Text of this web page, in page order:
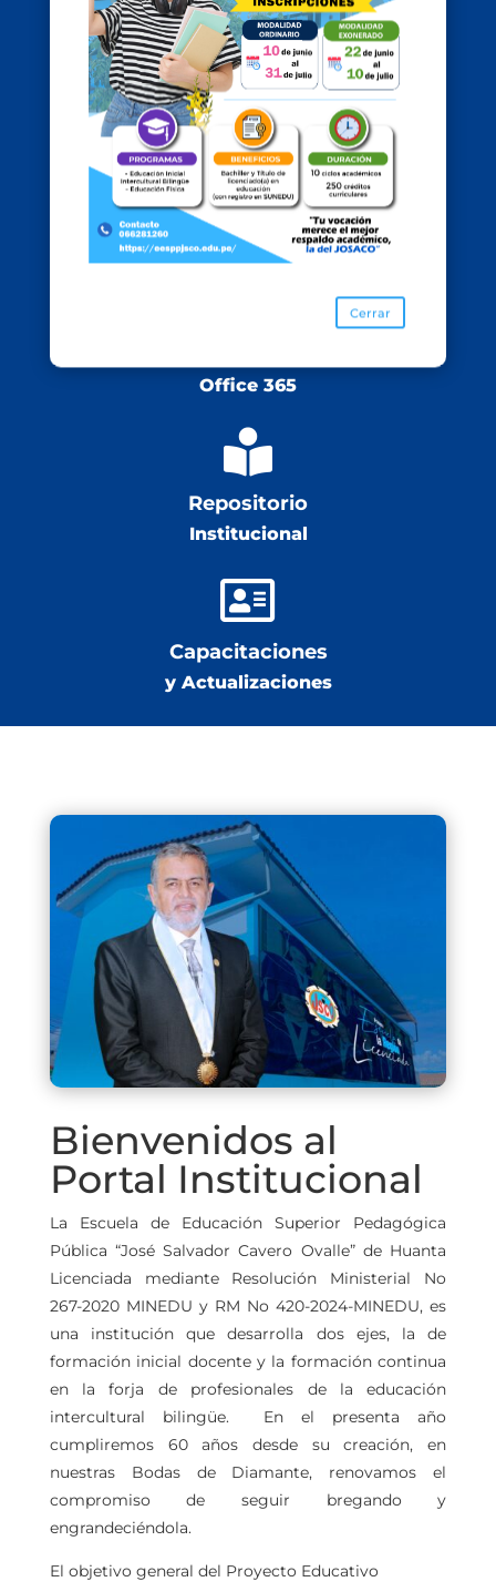

BOLSA DE TRABAJO

Google Workspace
for Education
Office 365

Repositorio
Institucional

Capacitaciones
y Actualizaciones
Bienvenidos al
Portal Institucional
La Escuela de Educación Superior Pedagógica
Pública “José Salvador Cavero Ovalle” de Huanta
Licenciada mediante Resolución Ministerial No
267-2020 MINEDU y RM No 420-2024-MINEDU, es
una institución que desarrolla dos ejes, la de
formación inicial docente y la formación continua
en la forja de profesionales de la educación
intercultural bilingüe. En el presenta año
cumpliremos 60 años desde su creación, en
nuestras Bodas de Diamante, renovamos el
compromiso de seguir bregando y
engrandeciéndola.
El objetivo general del Proyecto Educativo
Cerrar